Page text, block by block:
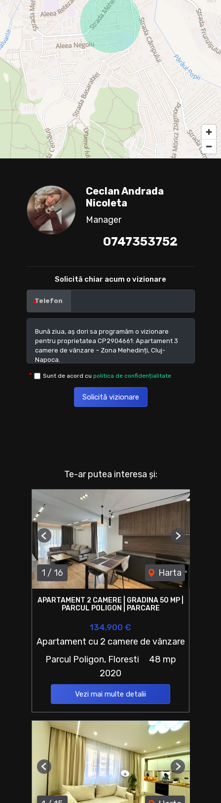
Ceclan Andrada
Nicoleta
Manager
0747353752
Solicită chiar acum o vizionare
Telefon
Sunt de acord cu politica de confidențialitate
Solicită vizionare
Te-ar putea interesa și:
1 / 16 Harta
Previous Next
APARTAMENT 2 CAMERE | GRADINA 50 MP |
PARCUL POLIGON | PARCARE
134,900 €
Apartament cu 2 camere de vânzare
Parcul Poligon, Floresti
48 mp
2020
Vezi mai multe detalii
Previous Next